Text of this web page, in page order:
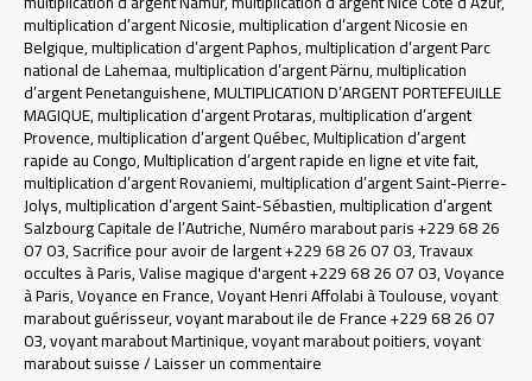
multiplication d’argent Nicosie,multiplication d’argent Nicosie en
Belgique,multiplication d’argent Paphos,multiplication d’argent Parc
national de Lahemaa,multiplication d’argent Pärnu,multiplication
d’argent Penetanguishene,MULTIPLICATION D’ARGENT PORTEFEUILLE
MAGIQUE,multiplication d’argent Protaras,multiplication d’argent
Provence,multiplication d’argent Québec,Multiplication d’argent
rapide au Congo,Multiplication d’argent rapide en ligne et vite fait,
multiplication d’argent Rovaniemi,multiplication d’argent Saint-Pierre-
Jolys,multiplication d’argent Saint-Sébastien,multiplication d’argent
Salzbourg Capitale de l’Autriche,Numéro marabout paris +229 68 26
07 03,Sacrifice pour avoir de largent +229 68 26 07 03,Travaux
occultes à Paris,Valise magique d'argent +229 68 26 07 03,Voyance
à Paris,Voyance en France,Voyant Henri Affolabi à Toulouse,voyant
marabout guérisseur,voyant marabout ile de France +229 68 26 07
03,voyant marabout Martinique,voyant marabout poitiers,voyant
marabout suisse/Laisser un commentaire